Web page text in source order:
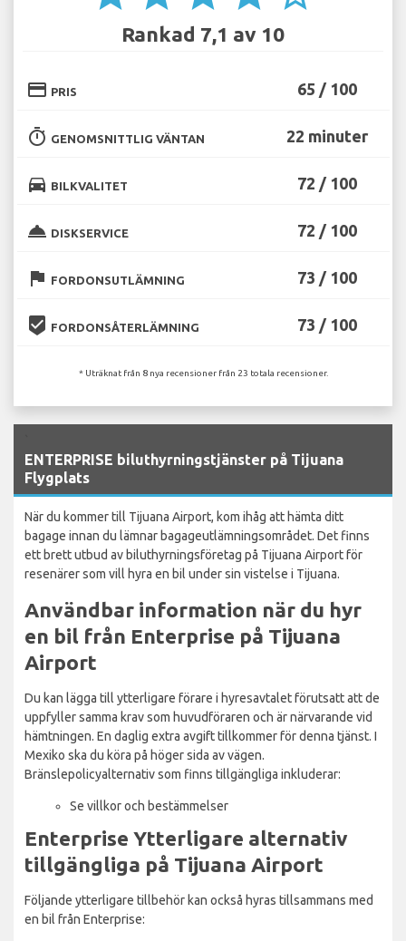
Rankad 7,1 av 10
credit_card PRIS 65 / 100
timer GENOMSNITTLIG VÄNTAN 22 minuter
directions_car BILKVALITET 72 / 100
room_service DISKSERVICE 72 / 100
flag FORDONSUTLÄMNING 73 / 100
beenhere FORDONSÅTERLÄMNING 73 / 100
* Uträknat från 8 nya recensioner från 23 totala recensioner.
ENTERPRISE biluthyrningstjänster på Tijuana
Flygplats
När du kommer till Tijuana Airport, kom ihåg att hämta ditt
bagage innan du lämnar bagageutlämningsområdet. Det finns
ett brett utbud av biluthyrningsföretag på Tijuana Airport för
resenärer som vill hyra en bil under sin vistelse i Tijuana.
Användbar information när du hyr
en bil från Enterprise på Tijuana
Airport
Du kan lägga till ytterligare förare i hyresavtalet förutsatt att de
uppfyller samma krav som huvudföraren och är närvarande vid
hämtningen. En daglig extra avgift tillkommer för denna tjänst. I
Mexiko ska du köra på höger sida av vägen.
Bränslepolicyalternativ som finns tillgängliga inkluderar:
Se villkor och bestämmelser
Enterprise Ytterligare alternativ
tillgängliga på Tijuana Airport
Följande ytterligare tillbehör kan också hyras tillsammans med
en bil från Enterprise: